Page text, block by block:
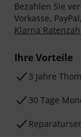
Bezahlen Sie
Vorkasse,
Klarna
Ihre Vorteile
3 Jahre
30 Tage